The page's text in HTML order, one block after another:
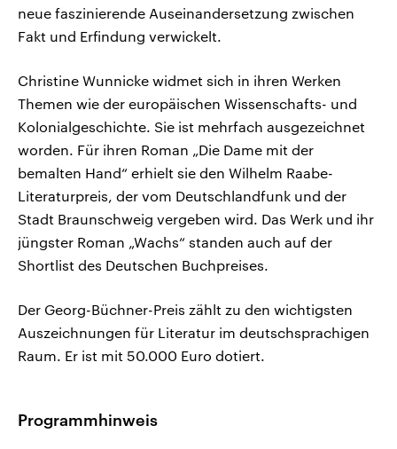
neue faszinierende Auseinandersetzung zwischen
Fakt und Erfindung verwickelt.
Christine Wunnicke widmet sich in ihren Werken
Themen wie der europäischen Wissenschafts- und
Kolonialgeschichte. Sie ist mehrfach ausgezeichnet
worden. Für ihren Roman „Die Dame mit der
bemalten Hand“ erhielt sie den Wilhelm Raabe-
Literaturpreis, der vom Deutschlandfunk und der
Stadt Braunschweig vergeben wird. Das Werk und ihr
jüngster Roman „Wachs“ standen auch auf der
Shortlist des Deutschen Buchpreises.
Der Georg-Büchner-Preis zählt zu den wichtigsten
Auszeichnungen für Literatur im deutschsprachigen
Raum. Er ist mit 50.000 Euro dotiert.
Programmhinweis